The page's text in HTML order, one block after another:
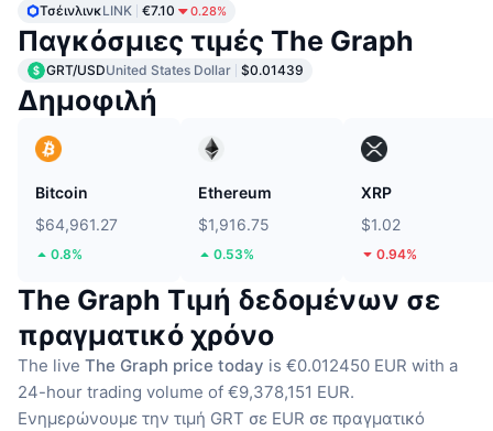
ΤσέινλινκLINK €7.10 0.28%
Παγκόσμιες τιμές The Graph
GRT/USDUnited States Dollar $0.01439
Δημοφιλή
Bitcoin
$64,961.27
0.8%
Ethereum
$1,916.75
0.53%
XRP
$1.02
0.94%
The Graph Τιμή δεδομένων σε
πραγματικό χρόνο
The live The Graph price today is €0.012450 EUR with a
24-hour trading volume of €9,378,151 EUR.
Ενημερώνουμε την τιμή GRT σε EUR σε πραγματικό